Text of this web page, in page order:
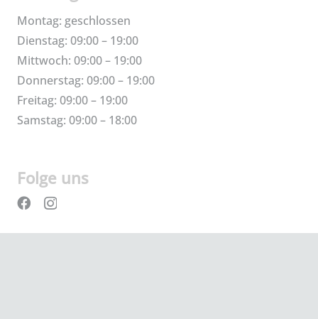
Montag: geschlossen
Dienstag: 09:00 – 19:00
Mittwoch: 09:00 – 19:00
Donnerstag: 09:00 – 19:00
Freitag: 09:00 – 19:00
Samstag: 09:00 – 18:00
Folge uns